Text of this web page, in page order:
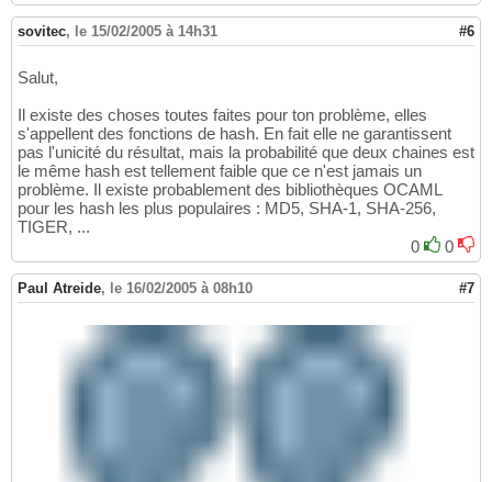
sovitec, le 15/02/2005 à 14h31 #6
Salut,
Il existe des choses toutes faites pour ton problème, elles
s'appellent des fonctions de hash. En fait elle ne garantissent
pas l'unicité du résultat, mais la probabilité que deux chaines est
le même hash est tellement faible que ce n'est jamais un
problème. Il existe probablement des bibliothèques OCAML
pour les hash les plus populaires : MD5, SHA-1, SHA-256,
TIGER, ...
0
0
Paul Atreide, le 16/02/2005 à 08h10 #7